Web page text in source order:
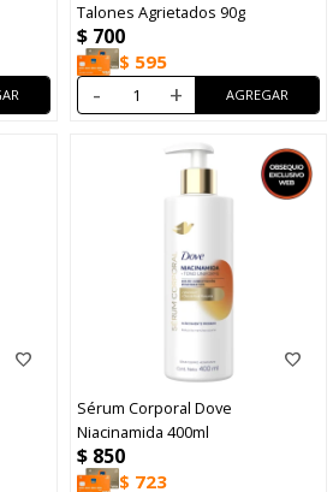
Talones Agrietados 90g
$ 700
$ 595
- +
Sérum Corporal Dove
Niacinamida 400ml
$ 850
$ 723